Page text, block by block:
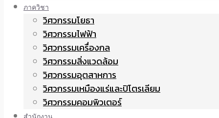
ภาควิชา
วิศวกรรมโยธา
วิศวกรรมไฟฟ้า
วิศวกรรมเครื่องกล
วิศวกรรมสิ่งแวดล้อม
วิศวกรรมอุตสาหการ
วิศวกรรมเหมืองแร่และปิโตรเลียม
วิศวกรรมคอมพิวเตอร์